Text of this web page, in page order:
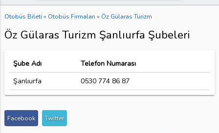
Otobüs Bileti » Otobüs Firmaları » Öz Gülaras Turizm
Öz Gülaras Turizm Şanlıurfa Şubeleri
Şube Adı
Telefon Numarası
Şanlıurfa
0530 774 86 87
Facebook Twitter